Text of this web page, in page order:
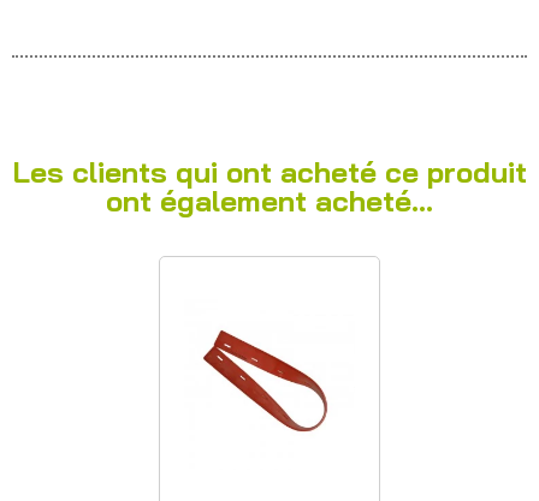
Les clients qui ont acheté ce produit
ont également acheté...